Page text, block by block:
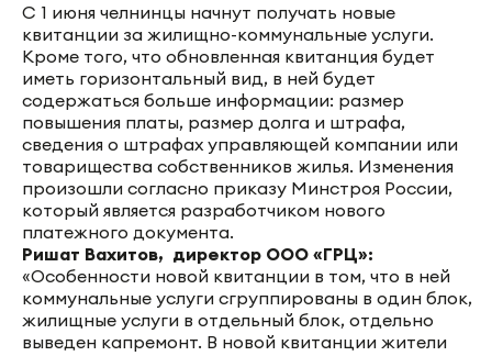
С 1 июня челнинцы начнут получать новые
квитанции за жилищно-коммунальные услуги.
Кроме того, что обновленная квитанция будет
иметь горизонтальный вид, в ней будет
содержаться больше информации: размер
повышения платы, размер долга и штрафа,
сведения о штрафах управляющей компании или
товарищества собственников жилья. Изменения
произошли согласно приказу Минстроя России,
который является разработчиком нового
платежного документа.
Ришат Вахитов, директор ООО «ГРЦ»:
«Особенности новой квитанции в том, что в ней
коммунальные услуги сгруппированы в один блок,
жилищные услуги в отдельный блок, отдельно
выведен капремонт. В новой квитанции жители